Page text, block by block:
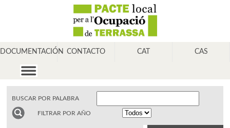
DOCUMENTACIÓN CONTACTO CAT CAS
BUSCAR POR PALABRA
FILTRAR POR AÑO